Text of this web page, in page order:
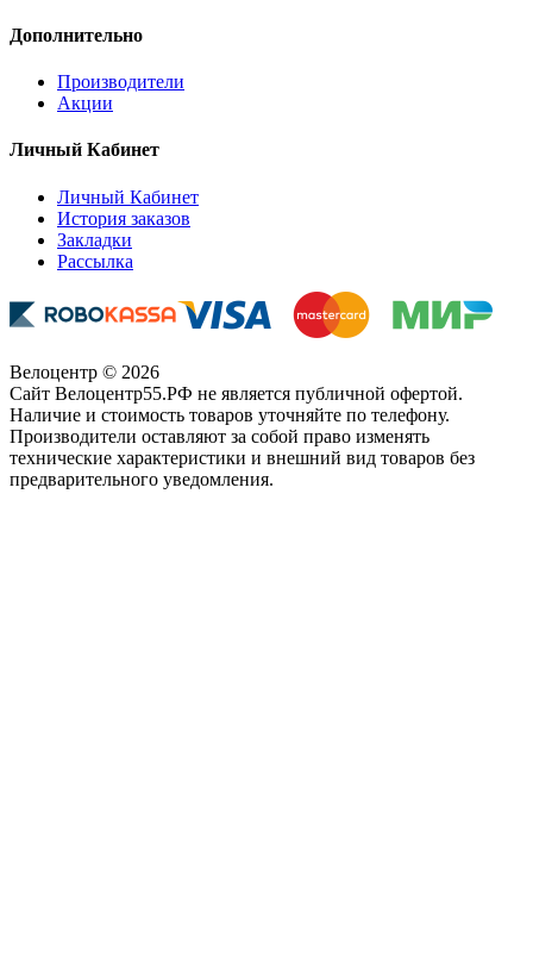
Дополнительно
Производители
Акции
Личный Кабинет
Личный Кабинет
История заказов
Закладки
Рассылка
Велоцентр © 2026
Сайт Велоцентр55.РФ не является публичной офертой.
Наличие и стоимость товаров уточняйте по телефону.
Производители оставляют за собой право изменять
технические характеристики и внешний вид товаров без
предварительного уведомления.